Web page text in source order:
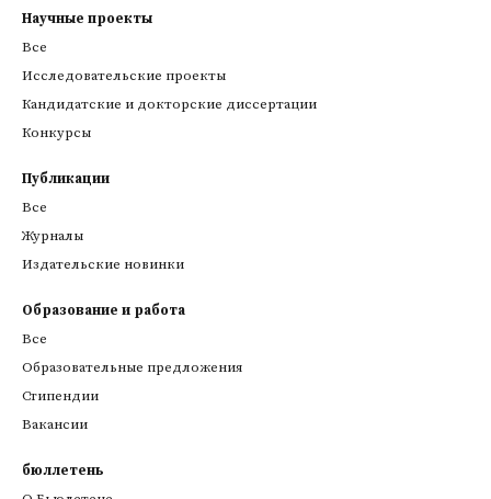
Научные проекты
Все
Исследовательские проекты
Кандидатские и докторские диссертации
Конкурсы
Публикации
Все
Журналы
Издательские новинки
Образование и работа
Все
Образовательные предложения
Стипендии
Вакансии
бюллетень